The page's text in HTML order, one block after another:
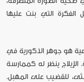
التي بنت عليها
هو جوهر الذكورية في
الإيلاج ينظر له كممارسة
للقضيب على المهبل.